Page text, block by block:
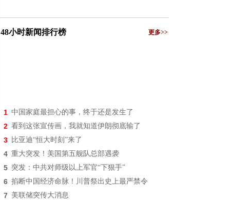
48小时新闻排行榜 更多>>
1 中国家庭最担心的事，终于还是发生了
2 看到这张宣传画，我就知道伊朗彻底输了
3 比亚迪“恒大时刻”来了
4 重大突发！美国第五舰队总部遇袭
5 突发：中共对师级以上军官“下狠手”
6 掐断中国经济命脉！川普祭出史上最严禁令
7 美联储突传大消息